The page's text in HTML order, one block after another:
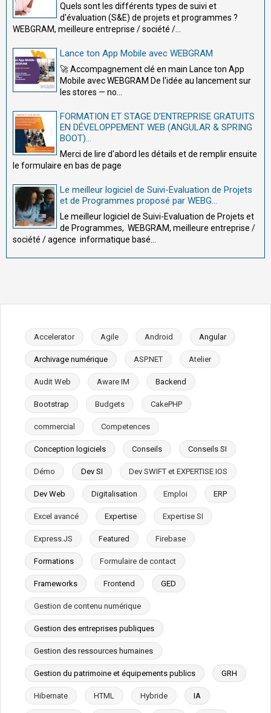
Quels sont les différents types de suivi et
d'évaluation (S&E) de projets et programmes ?
WEBGRAM, meilleure entreprise / société /...
Lance ton App Mobile avec WEBGRAM
🚀 Accompagnement clé en main Lance ton App
Mobile avec WEBGRAM De l'idée au lancement sur
les stores — no...
FORMATION ET STAGE D’ENTREPRISE GRATUITS
EN DÉVELOPPEMENT WEB (ANGULAR & SPRING
BOOT)...
Merci de lire d'abord les détails et de remplir ensuite
le formulaire en bas de page
Le meilleur logiciel de Suivi-Evaluation de Projets
et de Programmes proposé par WEBG...
Le meilleur logiciel de Suivi-Evaluation de Projets et
de Programmes, WEBGRAM, meilleure entreprise /
société / agence informatique basé...
Accelerator Agile Android Angular
Archivage numérique ASP.NET Atelier
Audit Web Aware IM Backend
Bootstrap Budgets CakePHP
commercial Competences
Conception logiciels Conseils Conseils SI
Démo Dev SI Dev SWIFT et EXPERTISE IOS
Dev Web Digitalisation Emploi ERP
Excel avancé Expertise Expertise SI
Express.JS Featured Firebase
Formations Formulaire de contact
Frameworks Frontend GED
Gestion de contenu numérique
Gestion des entreprises publiques
Gestion des ressources humaines
Gestion du patrimoine et équipements publics GRH
Hibernate HTML Hybride IA